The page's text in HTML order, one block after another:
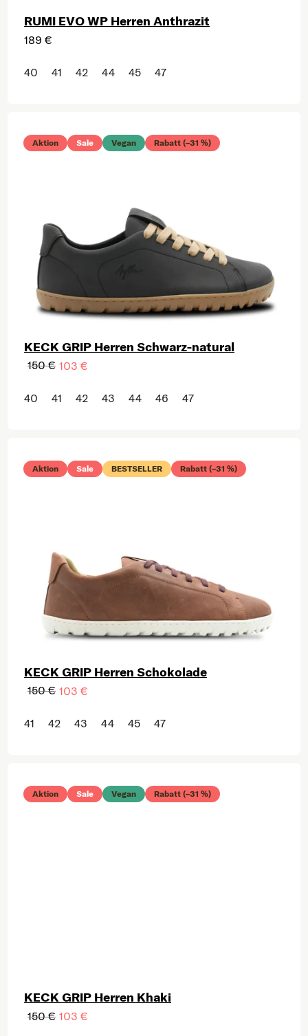
RUMI EVO WP Herren Anthrazit
189 €
40 41 42 44 45 47
Aktion Sale Vegan Rabatt (–31 %)
KECK GRIP Herren Schwarz-natural
150 € 103 €
40 41 42 43 44 46 47
Aktion Sale BESTSELLER Rabatt (–31 %)
KECK GRIP Herren Schokolade
150 € 103 €
41 42 43 44 45 47
Aktion Sale Vegan Rabatt (–31 %)
KECK GRIP Herren Khaki
150 € 103 €